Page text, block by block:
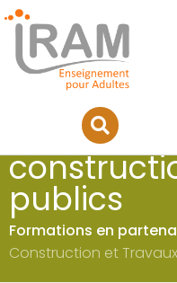
Technicien
publics
Formations en
Construction et